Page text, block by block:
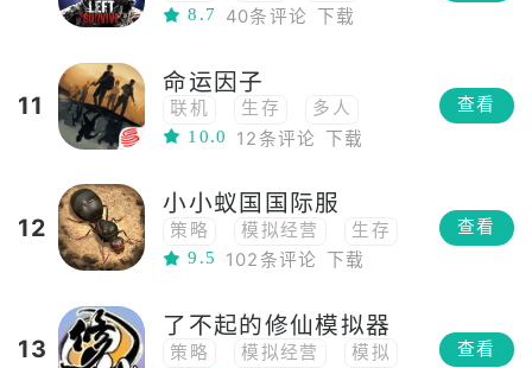
FPS
生存
僵尸
8.7 40条评论 下载
11
命运因子
联机 生存
多人
开放世界
10.0 12条评论 下载
查看
12
小小蚁国国际服
策略 模拟经营
生存
建造
养成
9.5 102条评论 下载
查看
13
了不起的修仙模拟器
策略 模拟经营
模拟
查看